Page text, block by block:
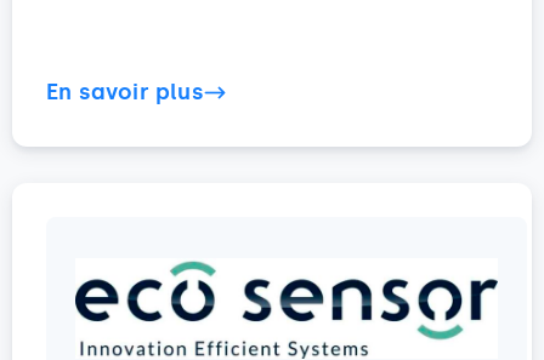
En savoir plus